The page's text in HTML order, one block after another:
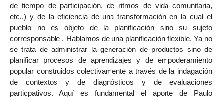
de tiempo de participación, de ritmos de vida comunitaria,
etc..) y de la eficiencia de una transformación en la cual el
pueblo no es objeto de la planificación sino su sujeto
corresponsable . Hablamos de una planificación flexible. Ya no
se trata de administrar la generación de productos sino de
planificar procesos de aprendizajes y de empoderamiento
popular construidos colectivamente a través de la indagación
de contextos y de diagnósticos y de evaluaciones
particpativos. Aquí es fundamental el aporte de Paulo